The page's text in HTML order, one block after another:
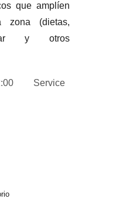
que amplíen
zona (dietas,
y otros
Service